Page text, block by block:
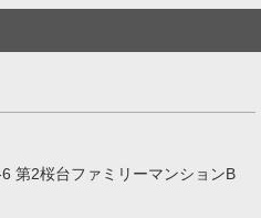
第2桜台ファミリーマンションB